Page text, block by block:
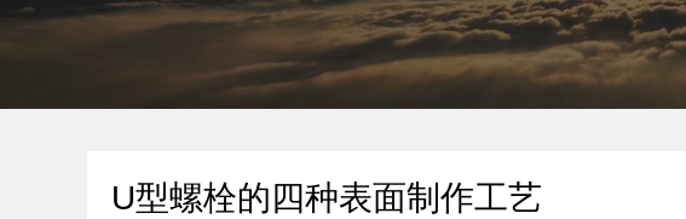
U型螺栓的四种表面制作工艺